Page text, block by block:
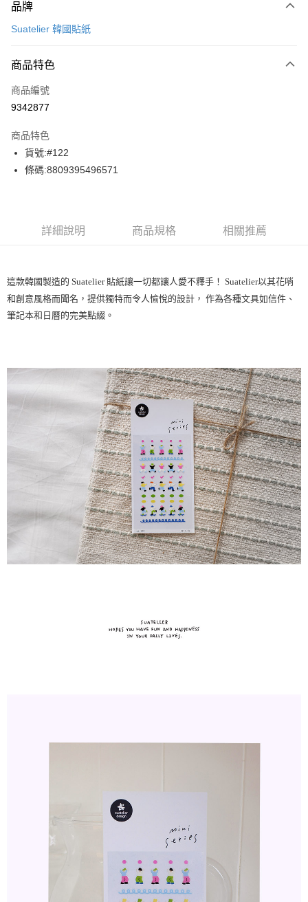
信用卡一次付款
街口支付
悠遊付
運送方式
下單前請先詢問庫存
品牌
Suatelier 韓國貼紙
商品特色
商品編號
9342877
商品特色
貨號:#122
條碼:8809395496571
詳細說明 商品規格 相關推薦
這款韓國製造的 Suatelier 貼紙讓一切都讓人愛不釋手！ Suatelier以其花哨
和創意風格而聞名，提供獨特而令人愉悅的設計， 作為各種文具如信件、
筆記本和日曆的完美點綴。